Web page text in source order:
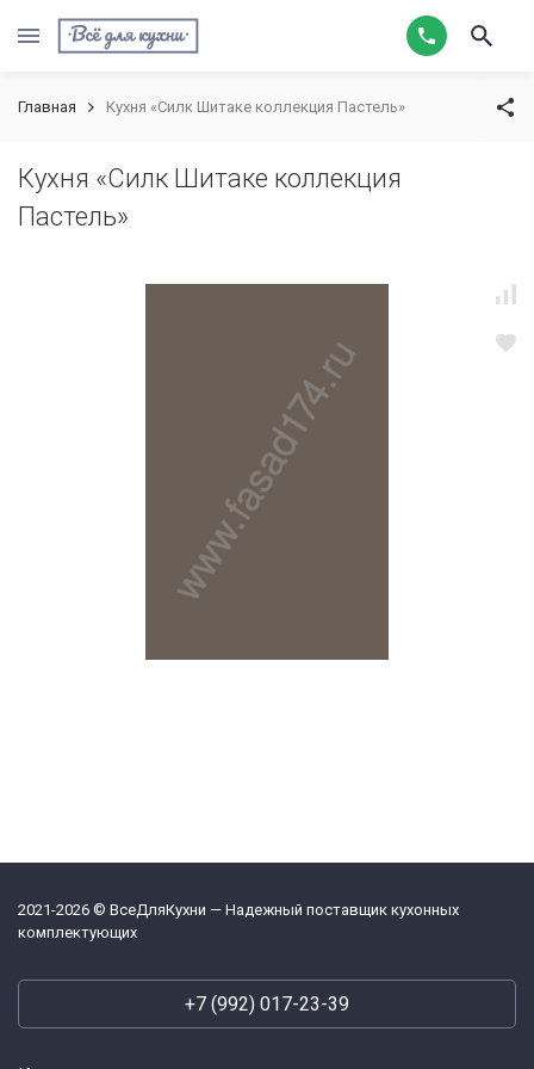
Главная Кухня «Силк Шитаке коллекция Пастель»
Кухня «Силк Шитаке коллекция
Пастель»
2021-2026 © ВсеДляКухни — Надежный поставщик кухонных
комплектующих
+7 (992) 017-23-39